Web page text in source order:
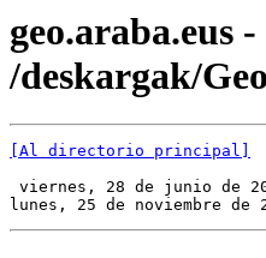
geo.araba.eus -
/deskargak/
[Al directorio principal]
viernes, 28 de junio de
lunes, 25 de noviembre